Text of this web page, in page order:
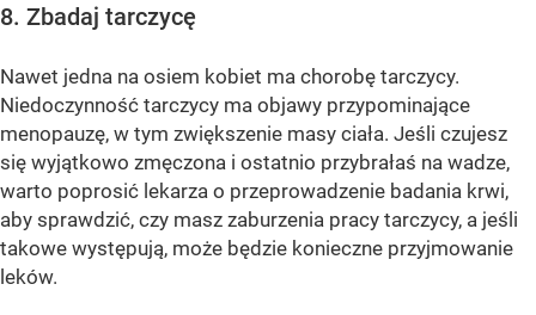
8. Zbadaj tarczycę
Nawet jedna na osiem kobiet ma chorobę tarczycy.
Niedoczynność tarczycy ma objawy przypominające
menopauzę, w tym zwiększenie masy ciała. Jeśli czujesz
się wyjątkowo zmęczona i ostatnio przybrałaś na wadze,
warto poprosić lekarza o przeprowadzenie badania krwi,
aby sprawdzić, czy masz zaburzenia pracy tarczycy, a jeśli
takowe występują, może będzie konieczne przyjmowanie
leków.